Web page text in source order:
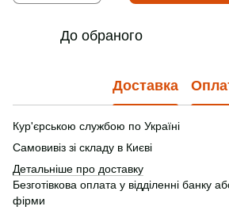
До обраного
Доставка
Кур'єрською службою по Україні
Самовивіз зі складу в Києві
Детальніше про доставку
Безготівкова оплата у відділенні банку
фірми